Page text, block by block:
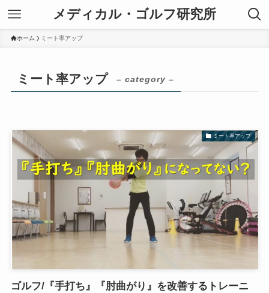
メディカル・ゴルフ研究所
ホーム ミート率アップ
ミート率アップ – category –
ミート率アップ
ゴルフ/『手打ち』『肘曲がり』を改善するトレーニ